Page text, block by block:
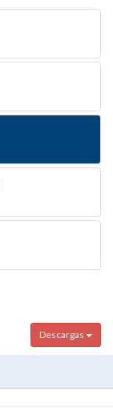
Descargas